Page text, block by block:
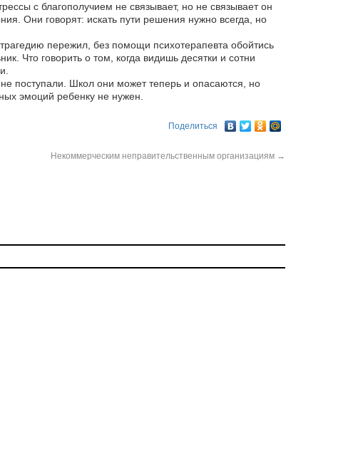
с благополучием не связывает, но не связывает он
Они говорят: искать пути решения нужно всегда, но
пережил, без помощи психотерапевта обойтись
Что говорить о том, когда видишь десятки и сотни
поступали. Школ они может теперь и опасаются, но
эмоций ребенку не нужен.
Поделиться
Некоммерческим неправительственным организациям →